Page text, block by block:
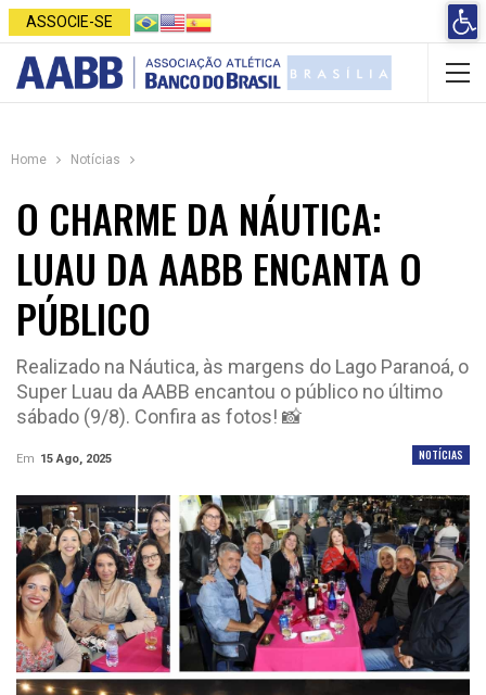
ASSOCIE-SE
Home Notícias
O CHARME DA NÁUTICA:
LUAU DA AABB ENCANTA O
PÚBLICO
Realizado na Náutica, às margens do Lago Paranoá, o
Super Luau da AABB encantou o público no último
sábado (9/8). Confira as fotos! 📸
NOTÍCIAS
Em 15 Ago, 2025